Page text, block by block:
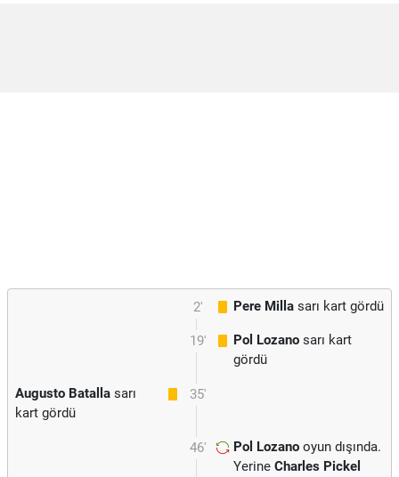
2' Pere Milla sarı kart gördü
19' Pol Lozano sarı kart
gördü
35'
Augusto Batalla sarı
kart gördü
46' Pol Lozano oyun dışında.
Yerine Charles Pickel